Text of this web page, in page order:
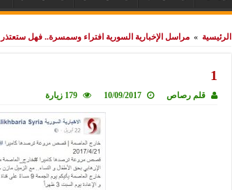
الرئيسية » مراسل الإخبارية السورية افتراء وسمسرة.. فهل ستعتذر
1
قلم رصاص 10/09/2017 179 زيارة